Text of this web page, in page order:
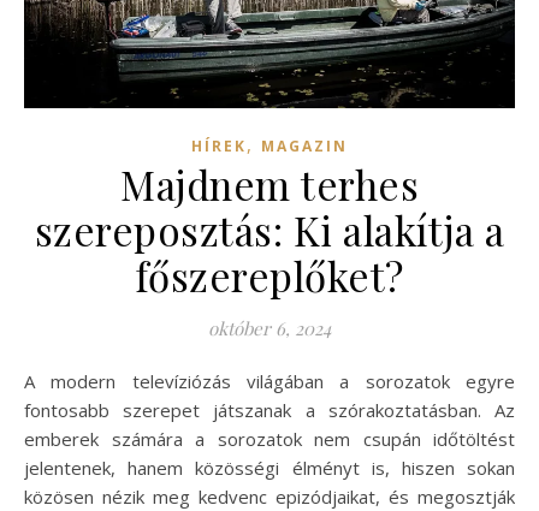
HÍREK, MAGAZIN
Majdnem terhes
szereposztás: Ki alakítja a
főszereplőket?
október 6, 2024
A modern televíziózás világában a sorozatok egyre
fontosabb szerepet játszanak a szórakoztatásban. Az
emberek számára a sorozatok nem csupán időtöltést
jelentenek, hanem közösségi élményt is, hiszen sokan
közösen nézik meg kedvenc epizódjaikat, és megosztják